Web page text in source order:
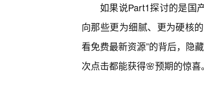
如果说Part1探讨的是国
向那些更为细腻、更为硬核
看免费最新资源”的背后，隐
次点击都能获得🌸预期的惊喜。